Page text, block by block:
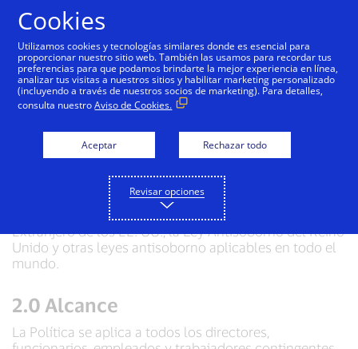
Política Antisoborno de
Visa Inc.
1.0 Propósito
Visa Inc. implementó esta Política Antisoborno (la
“Política”) para cumplir con los requisitos y las
restricciones de la Ley de Prácticas Corruptas en el
Extranjero de los EE. UU., la Ley Antisoborno del Reino
Unido y otras leyes antisoborno aplicables en todo el
mundo.
2.0 Alcance
La Política se aplica a todos los directores,
Cookies
Utilizamos cookies y tecnologías similares donde es esencial para
proporcionar nuestro sitio web. También las usamos para recordar tus
preferencias para que podamos brindarte la mejor experiencia en línea,
analizar tus visitas a nuestros sitios y habilitar marketing personalizado
(incluyendo a través de nuestros socios de marketing). Para detalles,
consulta nuestroAviso de Cookies.
Aceptar Rechazar todo
Revisar opciones